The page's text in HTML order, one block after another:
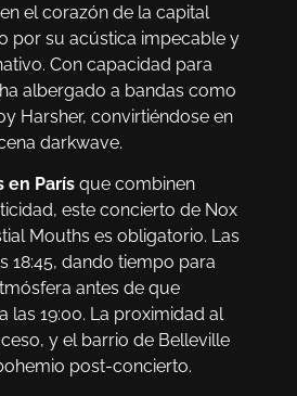
el corazón de la capital
por su acústica impecable y
Con capacidad para
albergado a bandas como
Harsher, convirtiéndose en
darkwave.
en París que combinen
este concierto de Nox
Mouths es obligatorio. Las
18:45, dando tiempo para
antes de que
las 19:00. La proximidad al
y el barrio de Belleville
post-concierto.